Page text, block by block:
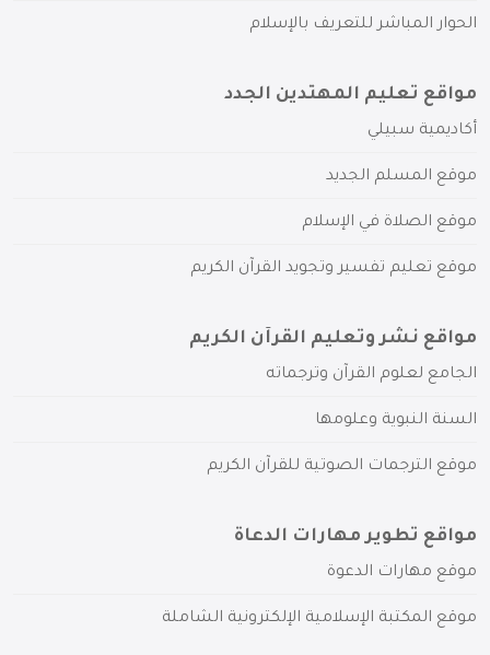
الحوار المباشر للتعريف بالإسلام
مواقع تعليم المهتدين الجدد
أكاديمية سبيلي
موقع المسلم الجديد
موقع الصلاة في الإسلام
موقع تعليم تفسير وتجويد القرآن الكريم
مواقع نشر وتعليم القرآن الكريم
الجامع لعلوم القرآن وترجماته
السنة النبوية وعلومها
موقع الترجمات الصوتية للقرآن الكريم
مواقع تطوير مهارات الدعاة
موقع مهارات الدعوة
موقع المكتبة الإسلامية الإلكترونية الشاملة